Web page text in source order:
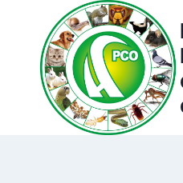
contenido